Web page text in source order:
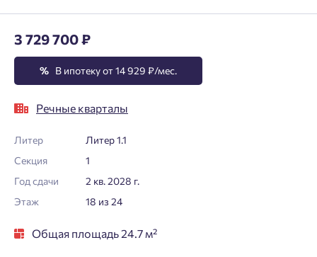
3 729 700 ₽
% В ипотеку от 14 929 ₽/мес.
Речные кварталы
Литер
Литер 1.1
Секция
1
Год сдачи
2 кв. 2028 г.
Этаж
18 из 24
Общая площадь 24.7 м²